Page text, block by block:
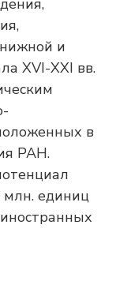
и
XVI-XXI вв.
в
РАН.
млн. единиц